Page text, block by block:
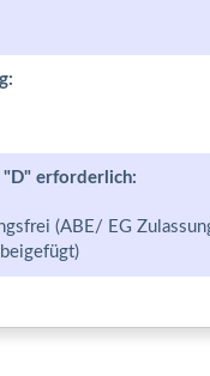
"D" erforderlich:
(ABE/ EG